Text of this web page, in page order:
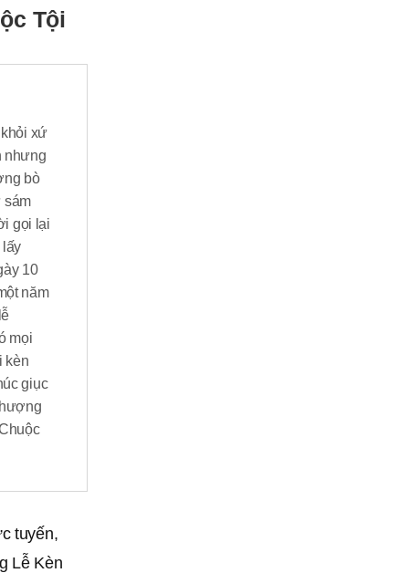
Tội
xứ
nhưng
bò
sám
gọi lại
lấy
10
năm
mọi
kèn
giục
tuyến,
Lễ Kèn